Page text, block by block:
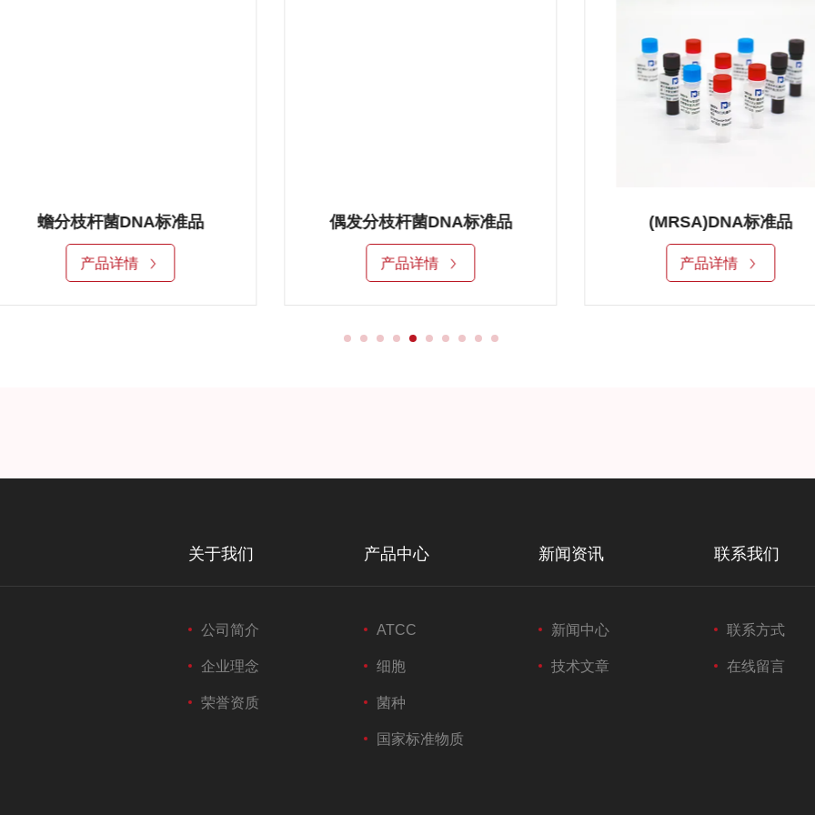
蟾分枝杆菌DNA标准品
产品详情
偶发分枝杆菌DNA标准品
产品详情
(MRSA)DNA标准品
产品详情
关于我们
公司简介
企业理念
荣誉资质
产品中心
ATCC
细胞
菌种
国家标准物质
新闻资讯
新闻中心
技术文章
联系我们
联系方式
在线留言